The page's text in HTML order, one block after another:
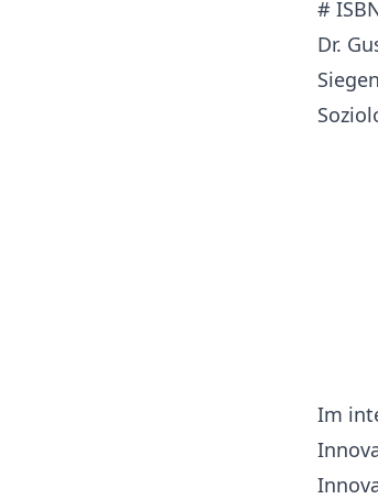
#
Dr.
Im